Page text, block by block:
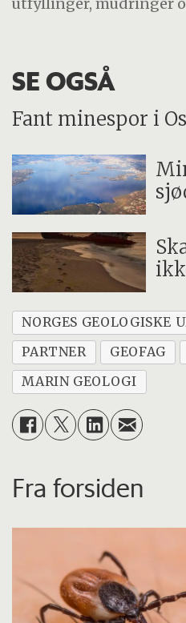
utfyllinger, mudringer
SE OGSÅ
Fant minespor i
NORGES GEOLOGISKE
PARTNER
GEOFAG
MARIN GEOLOGI
Fra forsiden